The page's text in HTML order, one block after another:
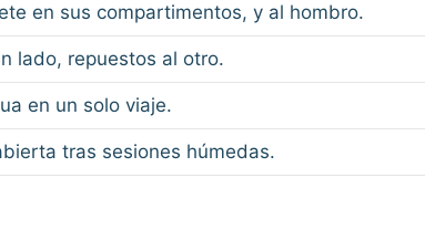
en sus compartimentos, y al hombro.
lado, repuestos al otro.
en un solo viaje.
tras sesiones húmedas.